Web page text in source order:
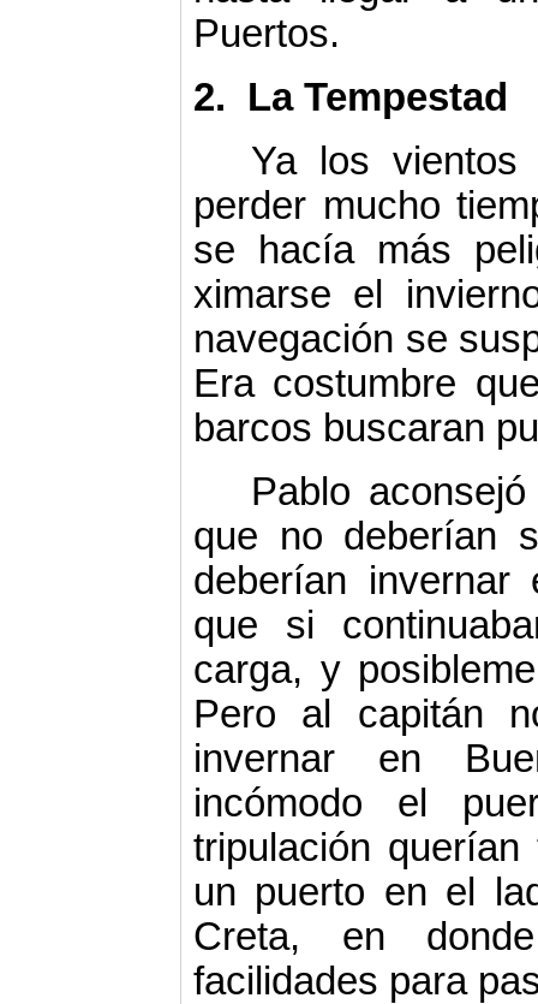
Puertos.
2.
La Tempestad
Ya los vientos
perder mucho
se hacía más
ximarse el
navegación se
Era costumbre
barcos buscaran
Pablo
que no deberían
deberían invernar
que si
carga, y
Pero al capitán
invernar en
incómodo el
tripulación
un puerto en el
Creta, en
facilidades para